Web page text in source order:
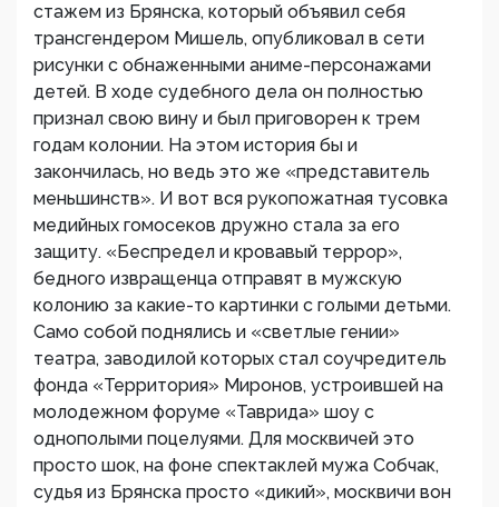
стажем из Брянска, который объявил себя
трансгендером Мишель, опубликовал в сети
рисунки с обнаженными аниме-персонажами
детей. В ходе судебного дела он полностью
признал свою вину и был приговорен к трем
годам колонии. На этом история бы и
закончилась, но ведь это же «представитель
меньшинств». И вот вся рукопожатная тусовка
медийных гомосеков дружно стала за его
защиту. «Беспредел и кровавый террор»,
бедного извращенца отправят в мужскую
колонию за какие-то картинки с голыми детьми.
Само собой поднялись и «светлые гении»
театра, заводилой которых стал соучредитель
фонда «Территория» Миронов, устроившей на
молодежном форуме «Таврида» шоу с
однополыми поцелуями. Для москвичей это
просто шок, на фоне спектаклей мужа Собчак,
судья из Брянска просто «дикий», москвичи вон